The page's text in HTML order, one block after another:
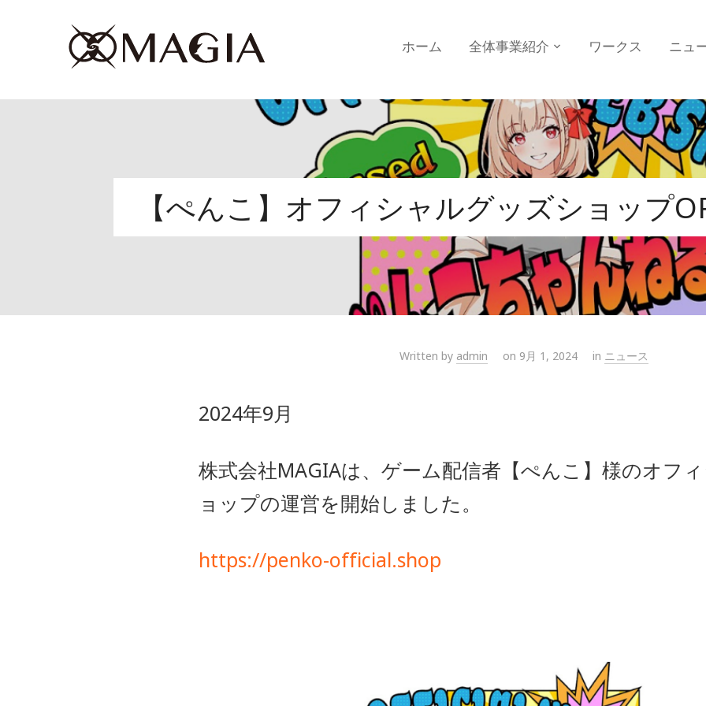
ホーム 全体事業紹介 ワークス ニュ
【ぺんこ】オフィシャルグッズショップ
Written by admin on 9月 1, 2024 in ニュース
2024年9月
株式会社MAGIAは、ゲーム配信者【ぺんこ】様のオフ
ョップの運営を開始しました。
https://penko-official.shop